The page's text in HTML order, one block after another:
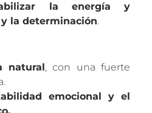
la energía y
la determinación.
natural, con una fuerte
emocional y el